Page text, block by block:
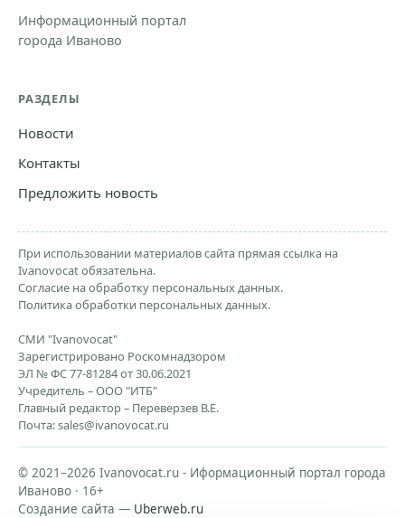
Информационный портал
города Иваново
РАЗДЕЛЫ
Новости
Контакты
Предложить новость
При использовании материалов сайта прямая ссылка на
Ivanovocat обязательна.
Согласие на обработку персональных данных.
Политика обработки персональных данных.
СМИ "Ivanovocat"
Зарегистрировано Роскомнадзором
ЭЛ № ФС 77-81284 от 30.06.2021
Учредитель – ООО "ИТБ"
Главный редактор – Переверзев В.Е.
Почта:sales@ivanovocat.ru
© 2021–2026 Ivanovocat.ru - Иформационный портал города
Иваново · 16+
Создание сайта — Uberweb.ru